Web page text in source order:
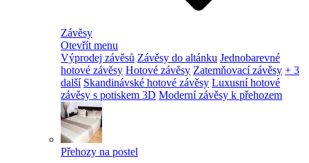
Závěsy
Otevřít menu
Výprodej závěsů Závěsy do altánku Jednobarevné
hotové závěsy Hotové závěsy Zatemňovací závěsy + 3
další Skandinávské hotové závěsy Luxusní hotové
závěsy s potiskem 3D Moderní závěsy k přehozem
Přehozy na postel